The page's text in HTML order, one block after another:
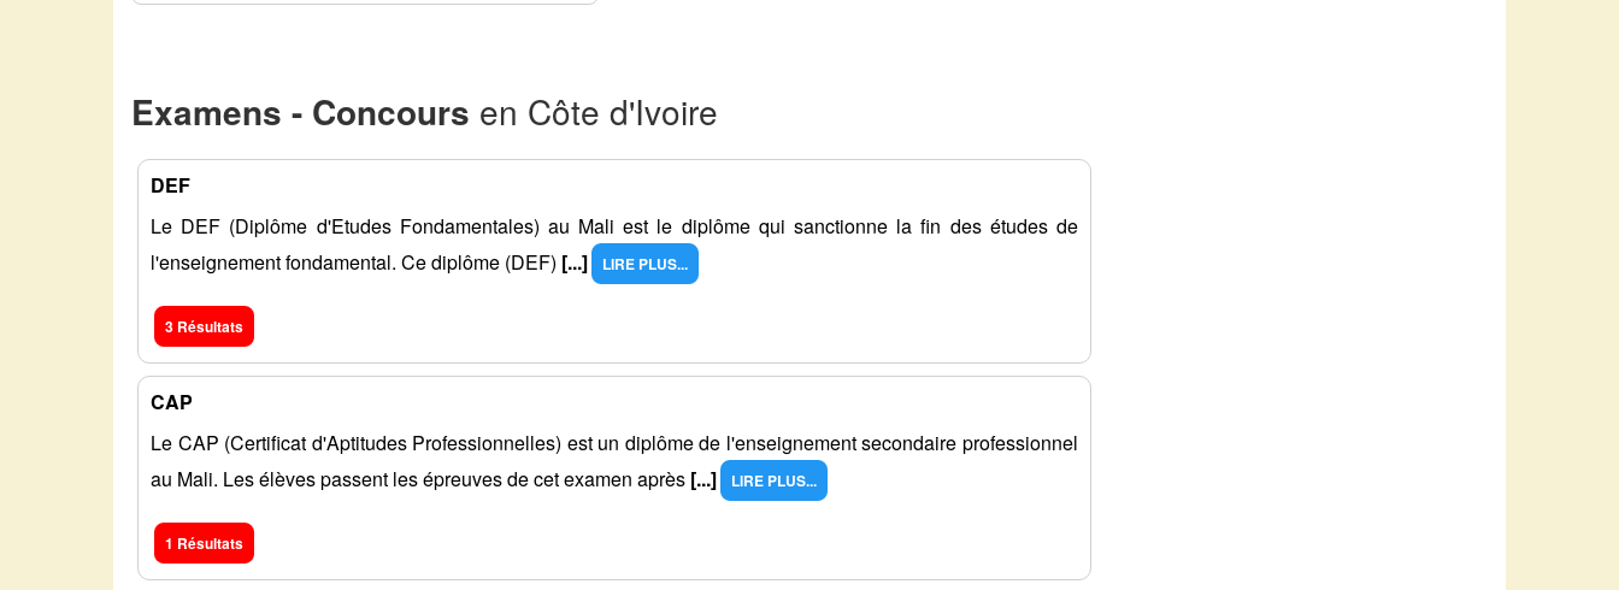
Examens - Concours en Côte d'Ivoire
DEF
Le DEF (Diplôme d'Etudes Fondamentales) au Mali est le diplôme qui sanctionne la fin des études de
l'enseignement fondamental. Ce diplôme (DEF) [...] LIRE PLUS...
3 Résultats
CAP
Le CAP (Certificat d'Aptitudes Professionnelles) est un diplôme de l'enseignement secondaire professionnel
au Mali. Les élèves passent les épreuves de cet examen après [...] LIRE PLUS...
1 Résultats